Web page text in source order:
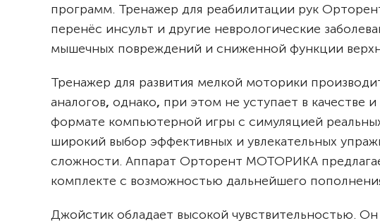
программ. Тренажер для реабилитации рук
перенёс инсульт и другие неврологические
мышечных повреждений и сниженной функции
Тренажер для развития мелкой моторики
аналогов, однако, при этом не уступает в качестве
формате компьютерной игры с симуляцией
широкий выбор эффективных и увлекательных
сложности. Аппарат Орторент МОТОРИКА
комплекте с возможностью дальнейшего
Джойстик обладает высокой чувствительностью.